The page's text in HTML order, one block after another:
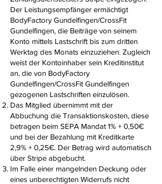
Der Leistungsempfänger ermächtigt
BodyFactory Gundelfingen/CrossFit
Gundelfingen, die Beiträge von seinem
Konto mittels Lastschrift bis zum dritten
Werktag des Monats einzuziehen. Zugleich
weist der Kontoinhaber sein Kreditinstitut
an, die von BodyFactory
Gundelfingen/CrossFit Gundelfingen
gezogenen Lastschriften einzulösen.
Das Mitglied übernimmt mit der
Abbuchung die Transaktionskosten, diese
betragen beim SEPA Mandat 1% + 0,50€
und bei der Bezahlung mit Kreditkarte
2,9% + 0,25€. Der Betrag wird automatisch
über Stripe abgebucht.
Im Falle einer mangelnden Deckung oder
eines unberechtigten Widerrufs nicht